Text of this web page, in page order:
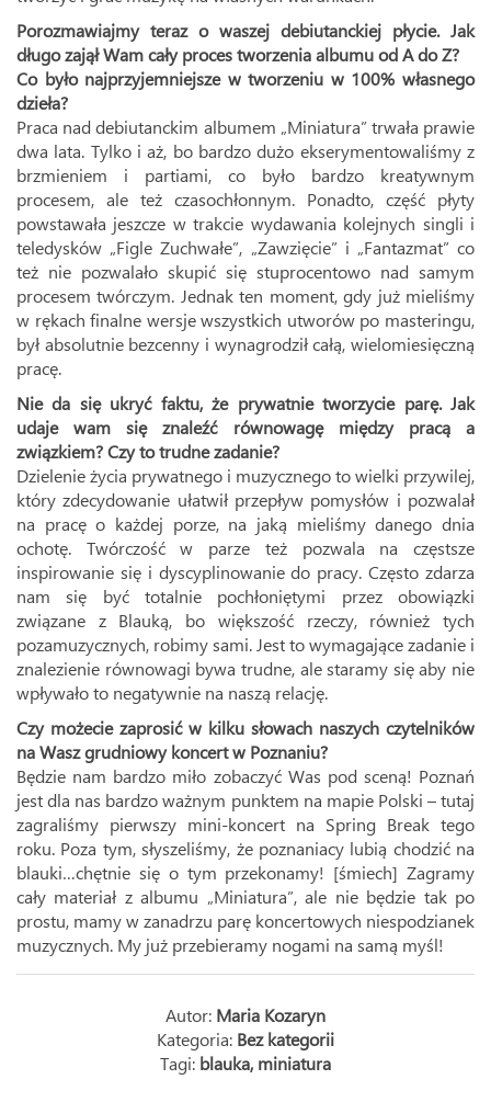
Porozmawiajmy teraz o waszej debiutanckiej płycie. Jak
długo zajął Wam cały proces tworzenia albumu od A do Z?
Co było najprzyjemniejsze w tworzeniu w 100% własnego
dzieła?
Praca nad debiutanckim albumem „Miniatura” trwała prawie
dwa lata. Tylko i aż, bo bardzo dużo ekserymentowaliśmy z
brzmieniem i partiami, co było bardzo kreatywnym
procesem, ale też czasochłonnym. Ponadto, część płyty
powstawała jeszcze w trakcie wydawania kolejnych singli i
teledysków „Figle Zuchwałe”, „Zawzięcie” i „Fantazmat” co
też nie pozwalało skupić się stuprocentowo nad samym
procesem twórczym. Jednak ten moment, gdy już mieliśmy
w rękach finalne wersje wszystkich utworów po masteringu,
był absolutnie bezcenny i wynagrodził całą, wielomiesięczną
pracę.
Nie da się ukryć faktu, że prywatnie tworzycie parę. Jak
udaje wam się znaleźć równowagę między pracą a
związkiem? Czy to trudne zadanie?
Dzielenie życia prywatnego i muzycznego to wielki przywilej,
który zdecydowanie ułatwił przepływ pomysłów i pozwalał
na pracę o każdej porze, na jaką mieliśmy danego dnia
ochotę. Twórczość w parze też pozwala na częstsze
inspirowanie się i dyscyplinowanie do pracy. Często zdarza
nam się być totalnie pochłoniętymi przez obowiązki
związane z Blauką, bo większość rzeczy, również tych
pozamuzycznych, robimy sami. Jest to wymagające zadanie i
znalezienie równowagi bywa trudne, ale staramy się aby nie
wpływało to negatywnie na naszą relację.
Czy możecie zaprosić w kilku słowach naszych czytelników
na Wasz grudniowy koncert w Poznaniu?
Będzie nam bardzo miło zobaczyć Was pod sceną! Poznań
jest dla nas bardzo ważnym punktem na mapie Polski – tutaj
zagraliśmy pierwszy mini-koncert na Spring Break tego
roku. Poza tym, słyszeliśmy, że poznaniacy lubią chodzić na
blauki…chętnie się o tym przekonamy! [śmiech] Zagramy
cały materiał z albumu „Miniatura”, ale nie będzie tak po
prostu, mamy w zanadrzu parę koncertowych niespodzianek
muzycznych. My już przebieramy nogami na samą myśl!
Autor: Maria Kozaryn
Kategoria: Bez kategorii
Tagi: blauka, miniatura